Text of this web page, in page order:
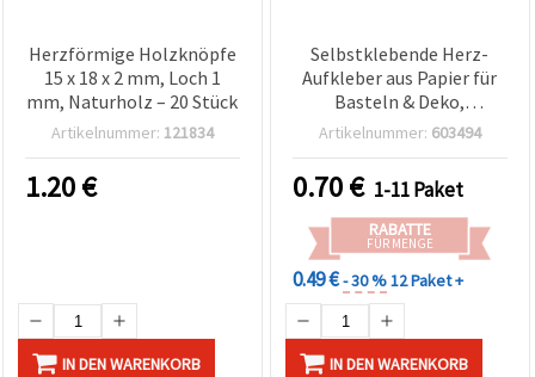
Herzförmige Holzknöpfe
15 x 18 x 2 mm, Loch 1
mm, Naturholz – 20 Stück
Artikelnummer: 121834
1.20€
IN DEN WARENKORB
Selbstklebende Herz-
Aufkleber aus Papier für
Basteln & Deko,
Perlmutt-Effekt, Farbmix
Artikelnummer: 603494
0.70€ 1-11 Paket
RABATTE
FÜR MENGE
0.49 €- 30 %12 Paket +
IN DEN WARENKORB